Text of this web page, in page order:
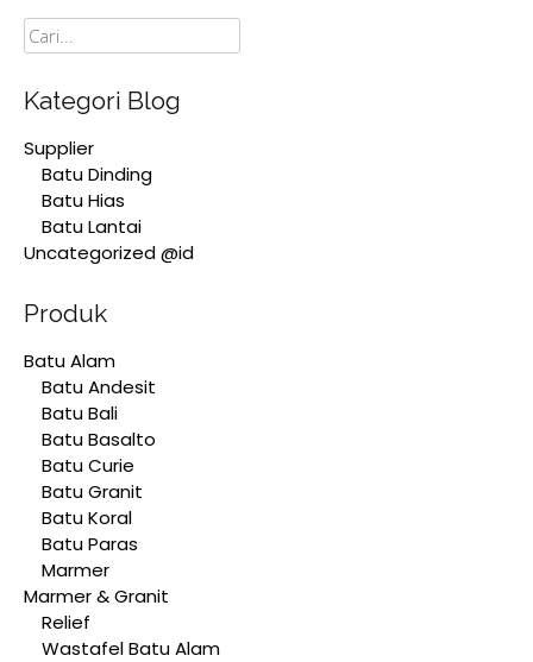
Cari
Kategori Blog
Supplier
Batu Dinding
Batu Hias
Batu Lantai
Uncategorized @id
Produk
Batu Alam
Batu Andesit
Batu Bali
Batu Basalto
Batu Curie
Batu Granit
Batu Koral
Batu Paras
Marmer
Marmer & Granit
Relief
Wastafel Batu Alam